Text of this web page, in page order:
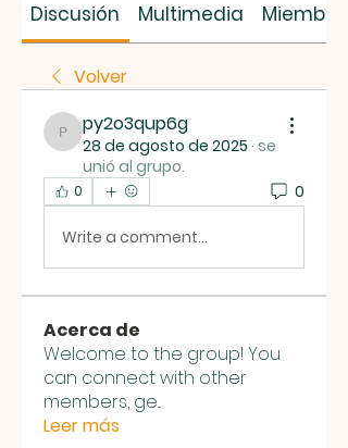
Discusión Multimedia Miembros
Volver
py2o3qup6g
py2o3qup6g
28 de agosto de 2025 · se
unió al grupo.
0 0
Write a comment...
Acerca de
Welcome to the group! You
can connect with other
members, ge...
Leer más